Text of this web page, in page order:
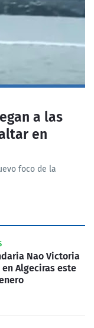
a las
en
foco de la
Nao Victoria
Algeciras este